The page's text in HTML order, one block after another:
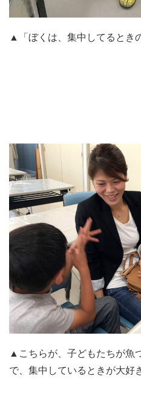
▲「ぼくは、集中してるとき
▲こちらが、子どもたちが魚
で、集中しているときが大好